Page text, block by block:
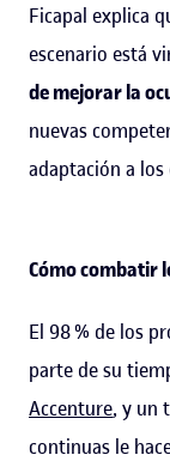
Ficapal explica
escenario está
de mejorar la
nuevas
adaptación a
Cómo combatir
El 98 % de los
parte de su
Accenture, y un
continuas le